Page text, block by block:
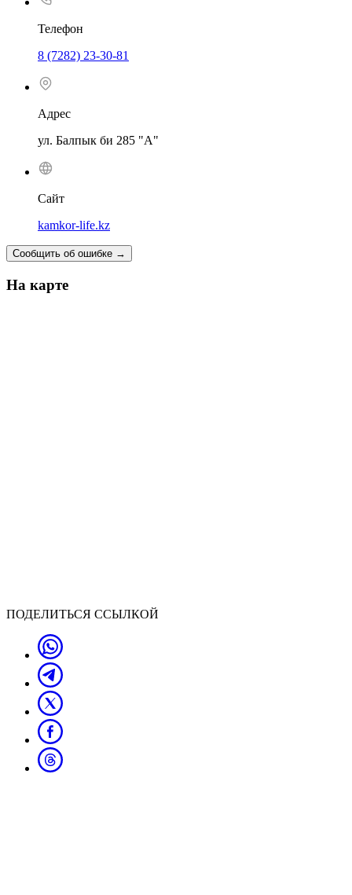
Телефон
8 (7282) 23-30-81
Адрес
ул. Балпык би 285 "А"
Сайт
kamkor-life.kz
Сообщить об ошибке →
На карте
ПОДЕЛИТЬСЯ ССЫЛКОЙ